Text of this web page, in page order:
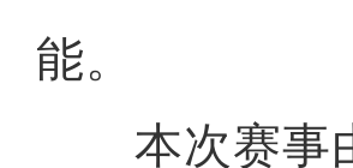
能。
本次赛事由